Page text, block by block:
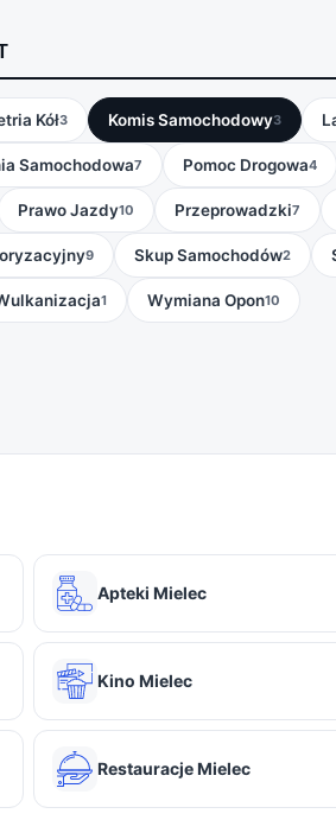
Kół3 Komis Samochodowy3
Samochodowa7 Pomoc Drogowa4
Prawo Jazdy10 Przeprowadzki7
9 Skup Samochodów2
1 Wymiana Opon10
Apteki Mielec
Kino Mielec
Restauracje Mielec